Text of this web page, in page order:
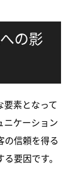
の影
要素となって
ニケーション
の信頼を得る
要因です。